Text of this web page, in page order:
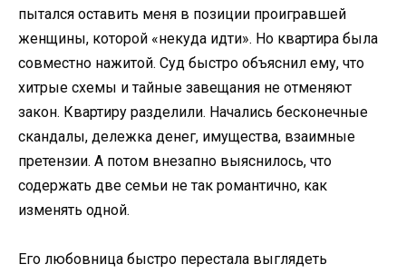
пытался оставить меня в позиции проигравшей
женщины, которой «некуда идти». Но квартира была
совместно нажитой. Суд быстро объяснил ему, что
хитрые схемы и тайные завещания не отменяют
закон. Квартиру разделили. Начались бесконечные
скандалы, дележка денег, имущества, взаимные
претензии. А потом внезапно выяснилось, что
содержать две семьи не так романтично, как
изменять одной.
Его любовница быстро перестала выглядеть